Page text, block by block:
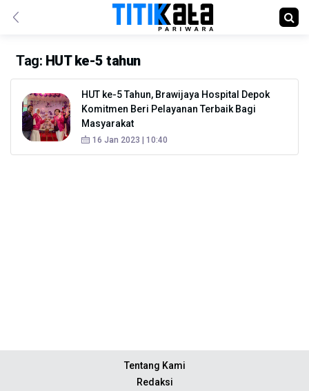
Tag: HUT ke-5 tahun
HUT ke-5 Tahun, Brawijaya Hospital Depok
Komitmen Beri Pelayanan Terbaik Bagi
Masyarakat
16 Jan 2023 | 10:40
Tentang Kami
Redaksi